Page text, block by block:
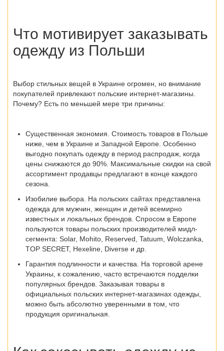
Что мотивирует заказывать
одежду из Польши
Выбор стильных вещей в Украине огромен, но внимание
покупателей привлекают польские интернет-магазины.
Почему? Есть по меньшей мере три причины:
Существенная экономия . Стоимость товаров в Польше
ниже, чем в Украине и Западной Европе. Особенно
выгодно покупать одежду в период распродаж, когда
цены снижаются до 90%. Максимальные скидки на свой
ассортимент продавцы предлагают в конце каждого
сезона.
Изобилие выбора . На польских сайтах представлена
одежда для мужчин, женщин и детей всемирно
известных и локальных брендов. Спросом в Европе
пользуются товары польских производителей мидл-
сегмента: Solar, Mohito, Reserved, Tatuum, Wolczanka,
TOP SECRET, Hexeline, Diverse и др.
Гарантия подлинности и качества.
На торговой арене
Украины, к сожалению, часто встречаются подделки
популярных брендов. Заказывая товары в
официальных польских интернет-магазинах одежды
можно быть абсолютно уверенными в том, что
продукция оригинальная.